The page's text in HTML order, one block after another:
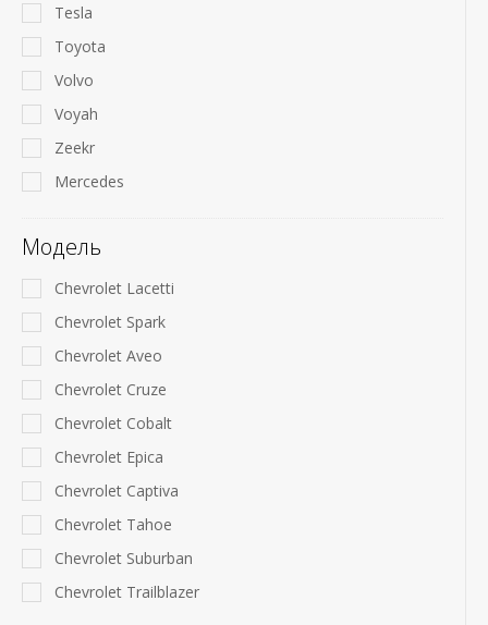
Tesla
Toyota
Volvo
Voyah
Zeekr
Mercedes
Модель
Chevrolet Lacetti
Chevrolet Spark
Chevrolet Aveo
Chevrolet Cruze
Chevrolet Cobalt
Chevrolet Epica
Chevrolet Captiva
Chevrolet Tahoe
Chevrolet Suburban
Chevrolet Trailblazer